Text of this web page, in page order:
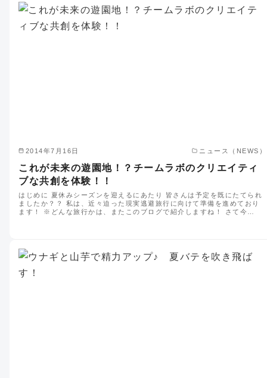
2014年7月16日 ニュース（NEWS）
これが未来の遊園地！？チームラボのクリエイティ
ブな共創を体験！！
はじめに 夏休みシーズンを迎えるにあたり 皆さんは予定を既にたてられ
ましたか？？ 私は、近々迫った現実逃避旅行に向けて準備を進めており
ます！ ※どんな旅行かは、またこのブログで紹介しますね！ さて今…